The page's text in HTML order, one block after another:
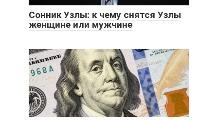
Сонник Узлы: к чему снятся Узлы
женщине или мужчине